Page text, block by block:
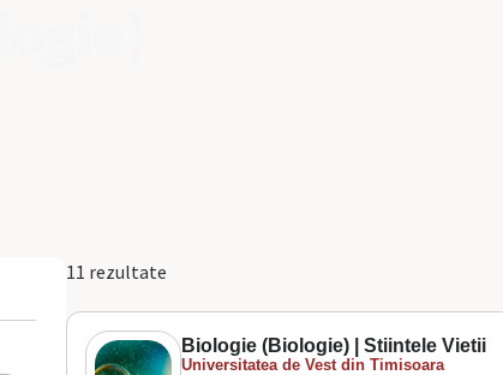
11 rezultate
Biologie (Biologie) | Stiintele Vietii
Universitatea de Vest din Timisoara